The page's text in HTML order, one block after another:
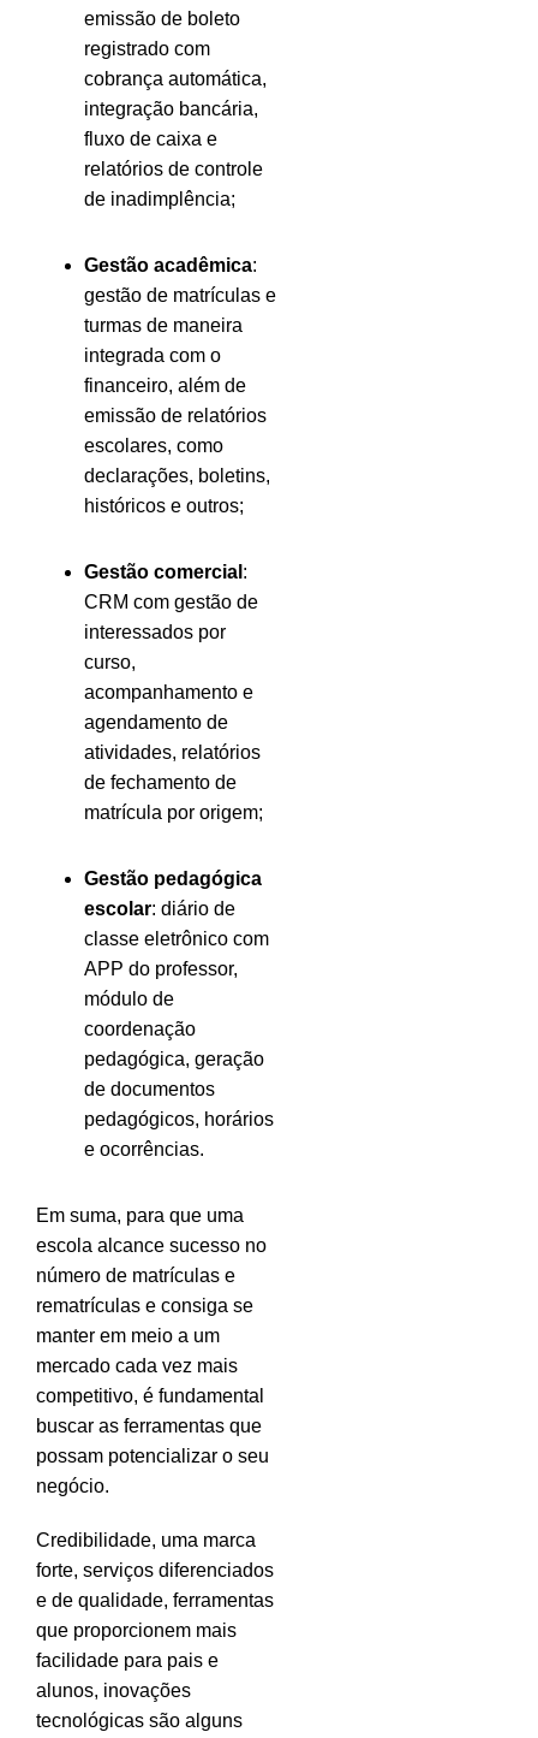
emissão de boleto
registrado com
cobrança automática,
integração bancária,
fluxo de caixa e
relatórios de controle
de inadimplência;
Gestão acadêmica:
gestão de matrículas e
turmas de maneira
integrada com o
financeiro, além de
emissão de relatórios
escolares, como
declarações, boletins,
históricos e outros;
Gestão comercial :
CRM com gestão de
interessados por
curso,
acompanhamento e
agendamento de
atividades, relatórios
de fechamento de
matrícula por origem;
Gestão pedagógica
escolar: diário de
classe eletrônico com
APP do professor,
módulo de
coordenação
pedagógica, geração
de documentos
pedagógicos, horários
e ocorrências.
Em suma, para que uma
escola alcance sucesso no
número de matrículas e
rematrículas e consiga se
manter em meio a um
mercado cada vez mais
competitivo, é fundamental
buscar as ferramentas que
possam potencializar o seu
negócio.
Credibilidade, uma marca
forte, serviços diferenciados
e de qualidade, ferramentas
que proporcionem mais
facilidade para pais e
alunos, inovações
tecnológicas são alguns